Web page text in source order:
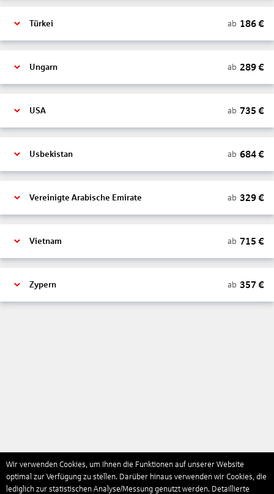
Türkei ab 186€
Ungarn ab 289€
USA ab 735 €
Usbekistan ab 684€
Vereinigte Arabische Emirate ab 329€
Vietnam ab 715 €
Zypern ab 357 €
Wir verwenden Cookies, um Ihnen die Funktionen auf unserer Website
optimal zur Verfügung zu stellen. Darüber hinaus verwenden wir Cookies, die
lediglich zur statistischen Analyse/Messung genutzt werden. Detaillierte